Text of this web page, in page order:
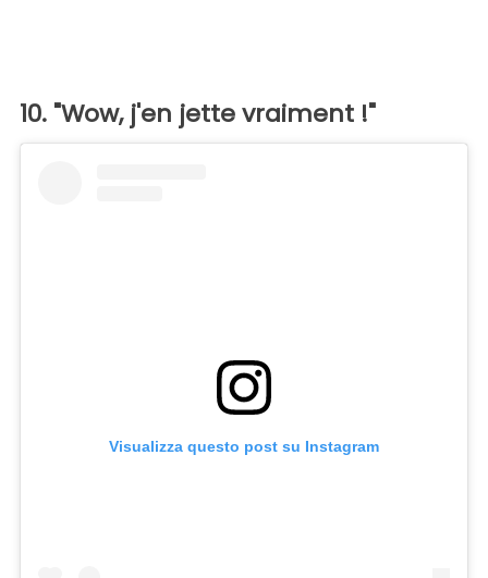
10. "Wow, j'en jette vraiment !"
Visualizza questo post su Instagram